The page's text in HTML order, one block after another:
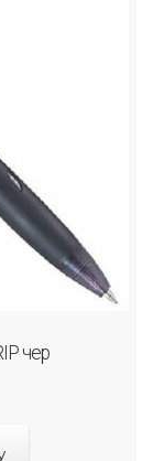
чер